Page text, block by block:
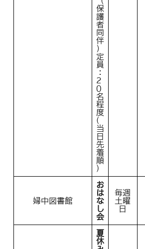
保
護
者
同
伴
）
定
員
：
2
0
名
程
度
(
当
日
先
着
順
)
婦中図書館
お
は
な
し
会
毎週
土曜
日
夏
休